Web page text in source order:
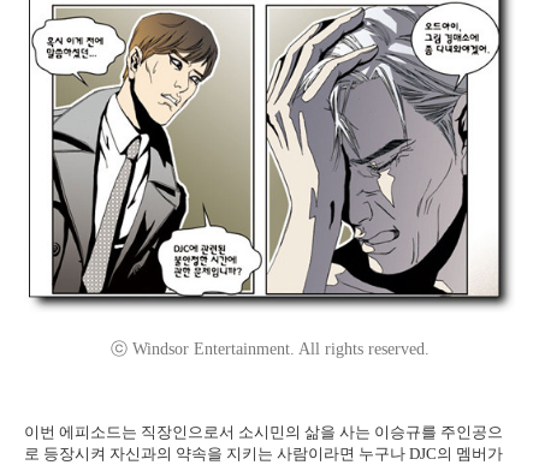
ⓒ Windsor Entertainment. All rights reserved.
이번 에피소드는 직장인으로서 소시민의 삶을 사는 이승규를 주인공으
로 등장시켜 자신과의 약속을 지키는 사람이라면 누구나 DJC의 멤버가